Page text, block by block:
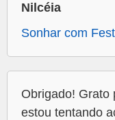
Nilcéia
Sonhar com
Obrigado! Grato
estou tentando